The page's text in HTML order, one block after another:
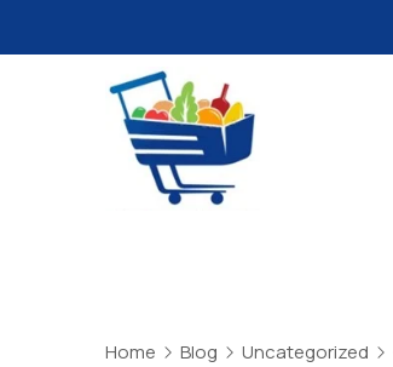
to
Home Blog Uncategorized